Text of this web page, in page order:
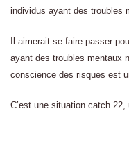
individus ayant des troubles
Il aimerait se faire passer
ayant des troubles mentaux
conscience des risques est
C’est une situation catch 22,